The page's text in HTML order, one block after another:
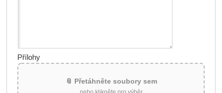
Přílohy
📎 Přetáhněte soubory sem